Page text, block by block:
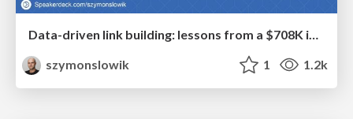
szymonslowik
1 1.2k